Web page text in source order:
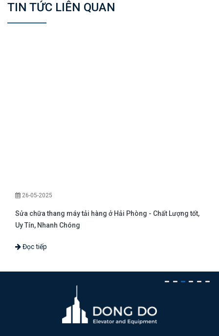
TIN TỨC LIÊN QUAN
26-05-2025
Sửa chữa thang máy tải hàng ở Hải Phòng - Chất Lượng tốt,
Uy Tín, Nhanh Chóng
Đọc tiếp